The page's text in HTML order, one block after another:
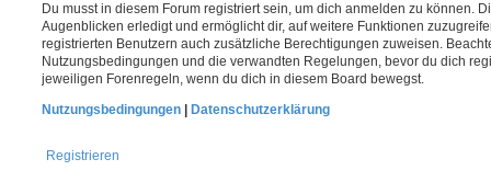
Du musst in diesem Forum registriert sein, um dich anmelden zu können.
Augenblicken erledigt und ermöglicht dir, auf weitere Funktionen
registrierten Benutzern auch zusätzliche Berechtigungen zuweisen.
Nutzungsbedingungen und die verwandten Regelungen, bevor du dich
jeweiligen Forenregeln, wenn du dich in diesem Board bewegst.
Nutzungsbedingungen
Datenschutzerklärung
Registrieren